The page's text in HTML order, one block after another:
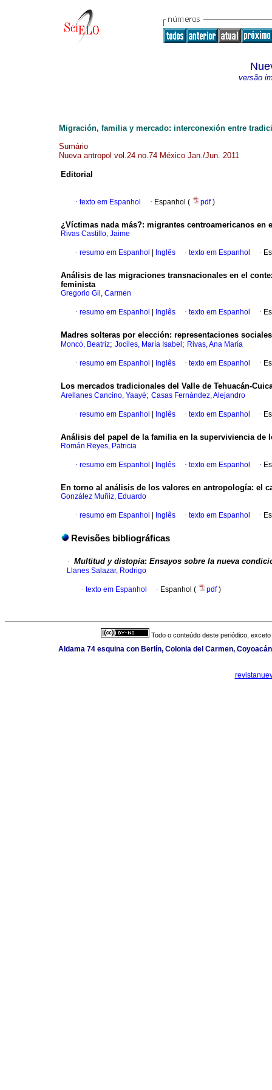
versão
Migración, familia y mercado: interconexión entre
Sumário
Nueva antropol vol.24 no.74 México Jan./Jun. 2011
Editorial
· texto em Espanhol · Espanhol ( pdf)
¿Víctimas nada más?: migrantes centroamericanos en
Rivas Castillo, Jaime
· resumo em Espanhol Inglês · texto em Espanhol ·
Análisis de las migraciones transnacionales en el
feminista
Gregorio Gil, Carmen
· resumo em Espanhol Inglês · texto em Espanhol ·
Madres solteras por elección: representaciones
Moncó, Beatriz; Jociles, María Isabel ; Rivas, Ana María
· resumo em Espanhol Inglês · texto em Espanhol ·
Los mercados tradicionales del Valle de Tehuacán-
Arellanes Cancino, Yaayé; Casas Fernández, Alejandro
· resumo em Espanhol Inglês · texto em Espanhol ·
Análisis del papel de la familia en la superviviencia de
Román Reyes, Patricia
· resumo em Espanhol Inglês · texto em Espanhol ·
En torno al análisis de los valores en antropología: el
González Muñiz, Eduardo
· resumo em Espanhol Inglês · texto em Espanhol ·
Revisões bibliográficas
· Multitud y distopía: Ensayos sobre la nueva
Llanes Salazar, Rodrigo
· texto em Espanhol · Espanhol ( pdf)
Todo o conteúdo deste periódico,
Aldama 74 esquina con Berlín, Colonia del Carmen,